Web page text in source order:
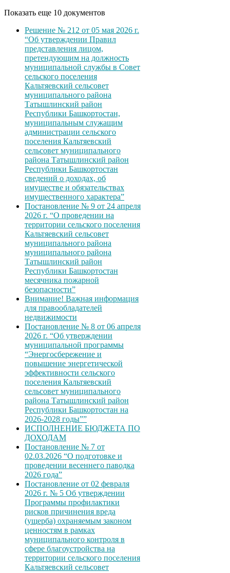
Показать еще 10 документов
Решение № 212 от 05 мая 2026 г.
“Об утверждении Правил
представления лицом,
претендующим на должность
муниципальной службы в Совет
сельского поселения
Кальтяевский сельсовет
муниципального района
Татышлинский район
Республики Башкортостан,
муниципальным служащим
администрации сельского
поселения Кальтяевский
сельсовет муниципального
района Татышлинский район
Республики Башкортостан
сведений о доходах, об
имуществе и обязательствах
имущественного характера”
Постановление № 9 от 24 апреля
2026 г. “О проведении на
территории сельского поселения
Кальтяевский сельсовет
муниципального района
муниципального района
Татышлинский район
Республики Башкортостан
месячника пожарной
безопасности”
Внимание! Важная информация
для правообладателей
недвижимости
Постановление № 8 от 06 апреля
2026 г. “Об утверждении
муниципальной программы
“Энергосбережение и
повышение энергетической
эффективности сельского
поселения Кальтяевский
сельсовет муниципального
района Татышлинский район
Республики Башкортостан на
2026-2028 годы””
ИСПОЛНЕНИЕ БЮДЖЕТА ПО
ДОХОДАМ
Постановление № 7 от
02.03.2026 “О подготовке и
проведении весеннего паводка
2026 года”
Постановление от 02 февраля
2026 г. № 5 Об утверждении
Программы профилактики
рисков причинения вреда
(ущерба) охраняемым законом
ценностям в рамках
муниципального контроля в
сфере благоустройства на
территории сельского поселения
Кальтяевский сельсовет